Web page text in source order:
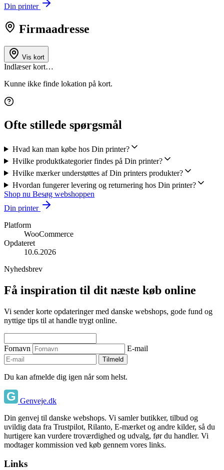
Din printer
Firmaadresse
Vis kort
Indlæser kort…
Kunne ikke finde lokation på kort.
Ofte stillede spørgsmål
Hvad kan man købe hos Din printer?
Hvilke produktkategorier findes på Din printer?
Hvilke mærker understøttes af Din printers produkter?
Hvordan fungerer levering og returnering hos Din printer?
Shop nu Besøg webshoppen
Din printer
Platform
WooCommerce
Opdateret
10.6.2026
Nyhedsbrev
Få inspiration til dit næste køb online
Vi sender korte opdateringer med danske webshops, gode fund og
nyttige tips til at handle trygt online.
Fornavn E-mail
Tilmeld
Du kan afmelde dig igen når som helst.
Genveje.dk
Din genvej til danske webshops. Vi samler butikker, tilbud og
uvildig data fra Trustpilot, Rilanto, E-mærket og andre kilder, så du
hurtigere kan vurdere troværdighed og udvalg, før du handler. Vi
modtager kommission ved køb gennem vores links.
Links